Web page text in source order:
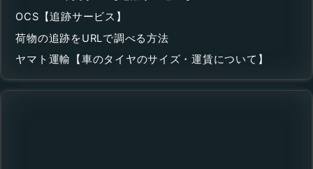
OCS【追跡サービス】
荷物の追跡をURLで調べる方法
ヤマト運輸【車のタイヤのサイズ・運賃について】